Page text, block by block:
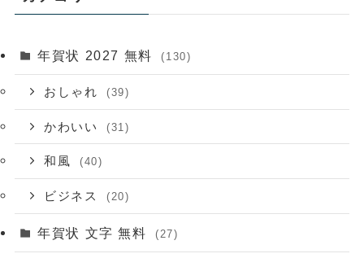
年賀状 2027 無料 (130)
おしゃれ (39)
かわいい (31)
和風 (40)
ビジネス (20)
年賀状 文字 無料 (27)